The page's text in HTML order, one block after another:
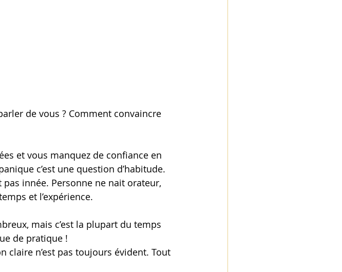
de vous ? Comment convaincre
et vous manquez de confiance en
c’est une question d’habitude.
pas innée. Personne ne nait orateur,
et l’expérience.
mais c’est la plupart du temps
de pratique !
claire n’est pas toujours évident. Tout